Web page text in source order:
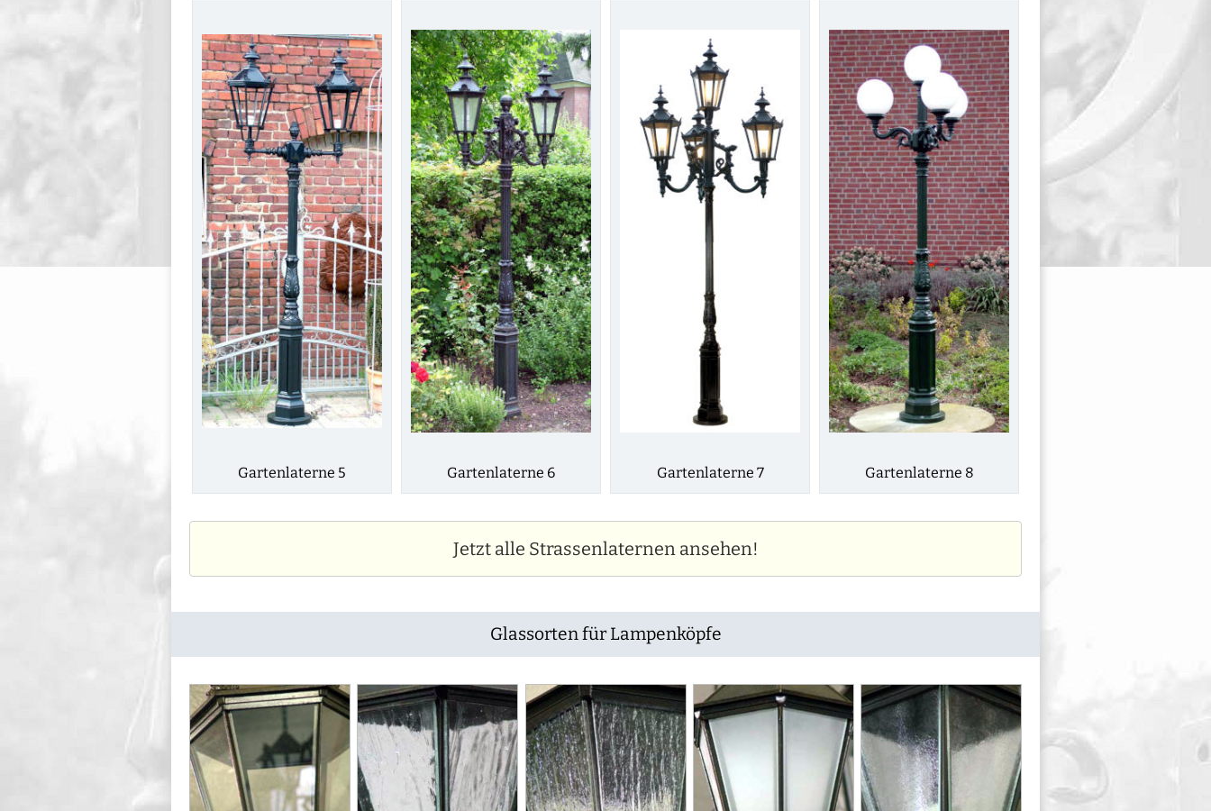
Gartenlaterne 5 Gartenlaterne 6 Gartenlaterne 7 Gartenlaterne 8
Jetzt alle Strassenlaternen ansehen!
Glassorten für Lampenköpfe